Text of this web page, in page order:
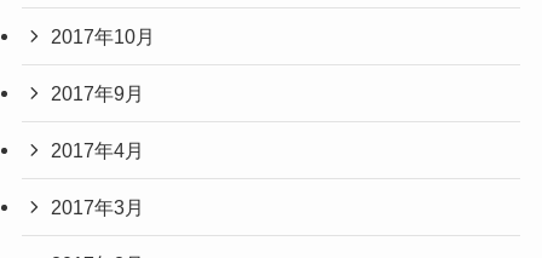
2017年10月
2017年9月
2017年4月
2017年3月